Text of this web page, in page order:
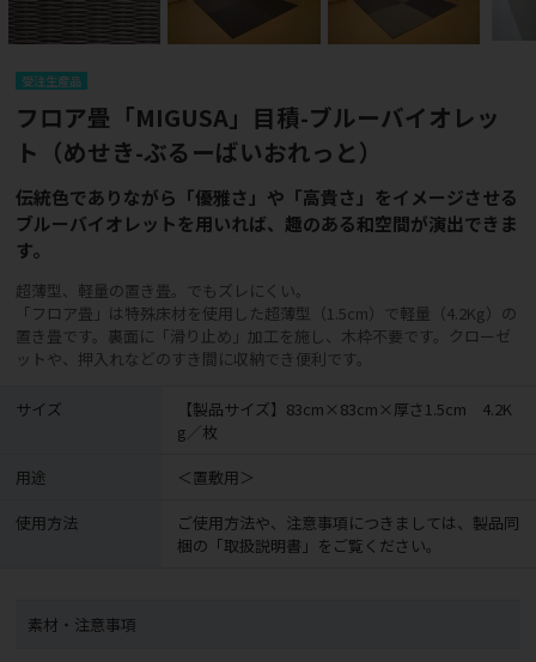
受注生産品
フロア畳「MIGUSA」目積-ブルーバイオレッ
ト（めせき-ぶるーばいおれっと）
伝統色でありながら「優雅さ」や「高貴さ」をイメージさせる
ブルーバイオレットを用いれば、趣のある和空間が演出できま
す。
超薄型、軽量の置き畳。でもズレにくい。
「フロア畳」は特殊床材を使用した超薄型（1.5cm）で軽量（4.2Kg）の
置き畳です。裏面に「滑り止め」加工を施し、木枠不要です。クローゼ
ットや、押入れなどのすき間に収納でき便利です。
サイズ
【製品サイズ】83cm×83cm×厚さ1.5cm 4.2K
g／枚
用途
＜置敷用＞
使用方法
ご使用方法や、注意事項につきましては、製品同
梱の「取扱説明書」をご覧ください。
素材・注意事項